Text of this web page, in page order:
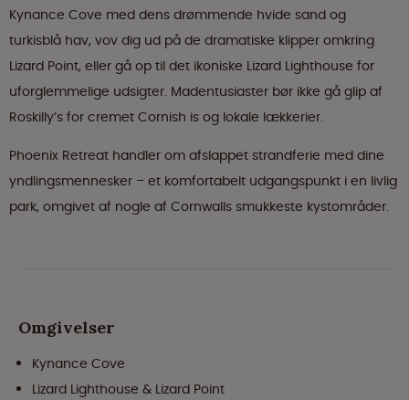
Kynance Cove med dens drømmende hvide sand og
turkisblå hav, vov dig ud på de dramatiske klipper omkring
Lizard Point, eller gå op til det ikoniske Lizard Lighthouse for
uforglemmelige udsigter. Madentusiaster bør ikke gå glip af
Roskilly’s for cremet Cornish is og lokale lækkerier.
Phoenix Retreat handler om afslappet strandferie med dine
yndlingsmennesker – et komfortabelt udgangspunkt i en livlig
park, omgivet af nogle af Cornwalls smukkeste kystområder.
Omgivelser
Kynance Cove
Lizard Lighthouse & Lizard Point